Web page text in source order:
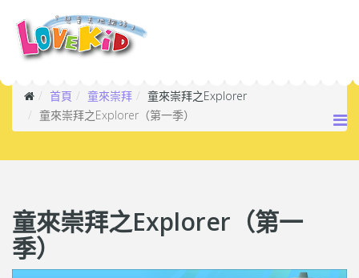
首頁 童來崇拜
童來崇拜之Explorer
童來崇拜之Explorer（第一季）
童來崇拜之Explorer（第一
季）